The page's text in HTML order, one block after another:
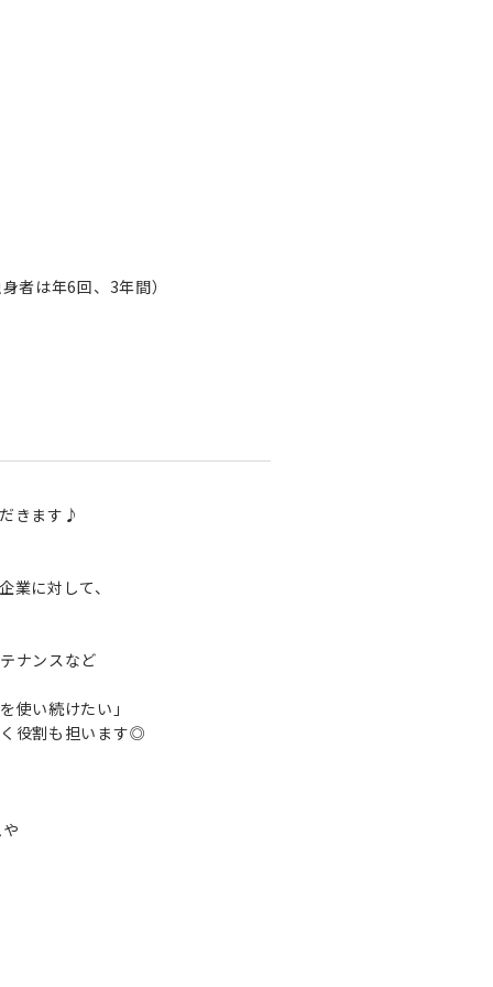
者は年6回、3年間）
きます♪
に対して、
ナンスなど
い続けたい」
役割も担います◎